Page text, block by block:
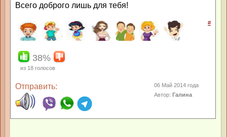
Всего доброго лишь для тебя!
#
38%
из 18 голосов
Отправить:
06 Май 2014 года
Автор:Галина